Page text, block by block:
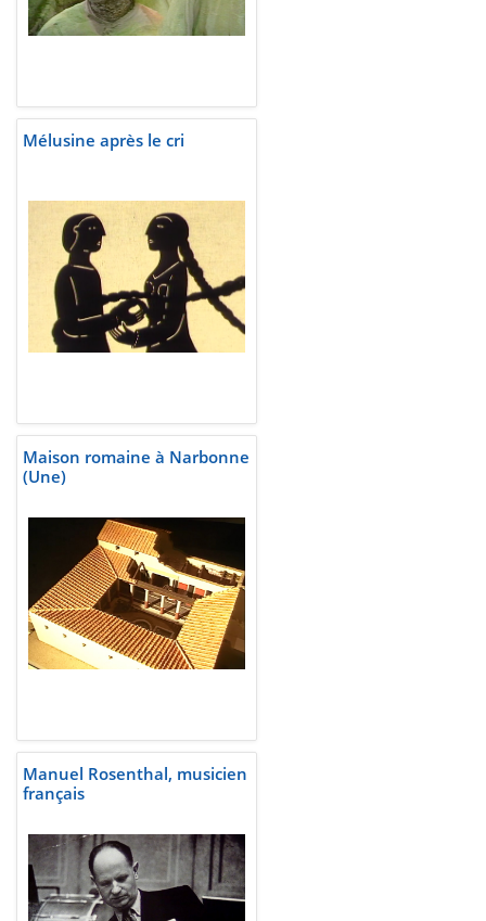
Mélusine après le cri
Maison romaine à Narbonne
(Une)
Manuel Rosenthal, musicien
français